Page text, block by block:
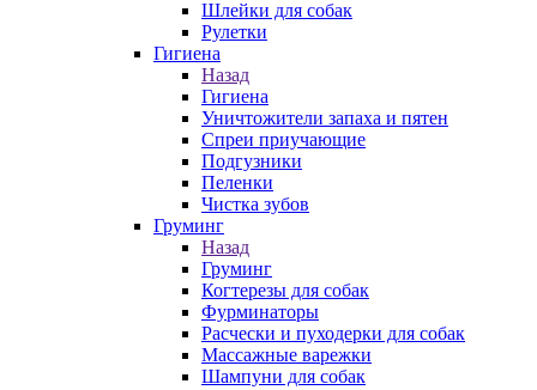
Шлейки для собак
Рулетки
Гигиена
Назад
Гигиена
Уничтожители запаха и пятен
Спреи приучающие
Подгузники
Пеленки
Чистка зубов
Груминг
Назад
Груминг
Когтерезы для собак
Фурминаторы
Расчески и пуходерки для собак
Массажные варежки
Шампуни для собак